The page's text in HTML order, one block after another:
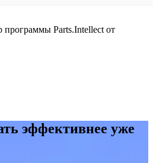
программы Parts.Intellect от
эффективнее уже